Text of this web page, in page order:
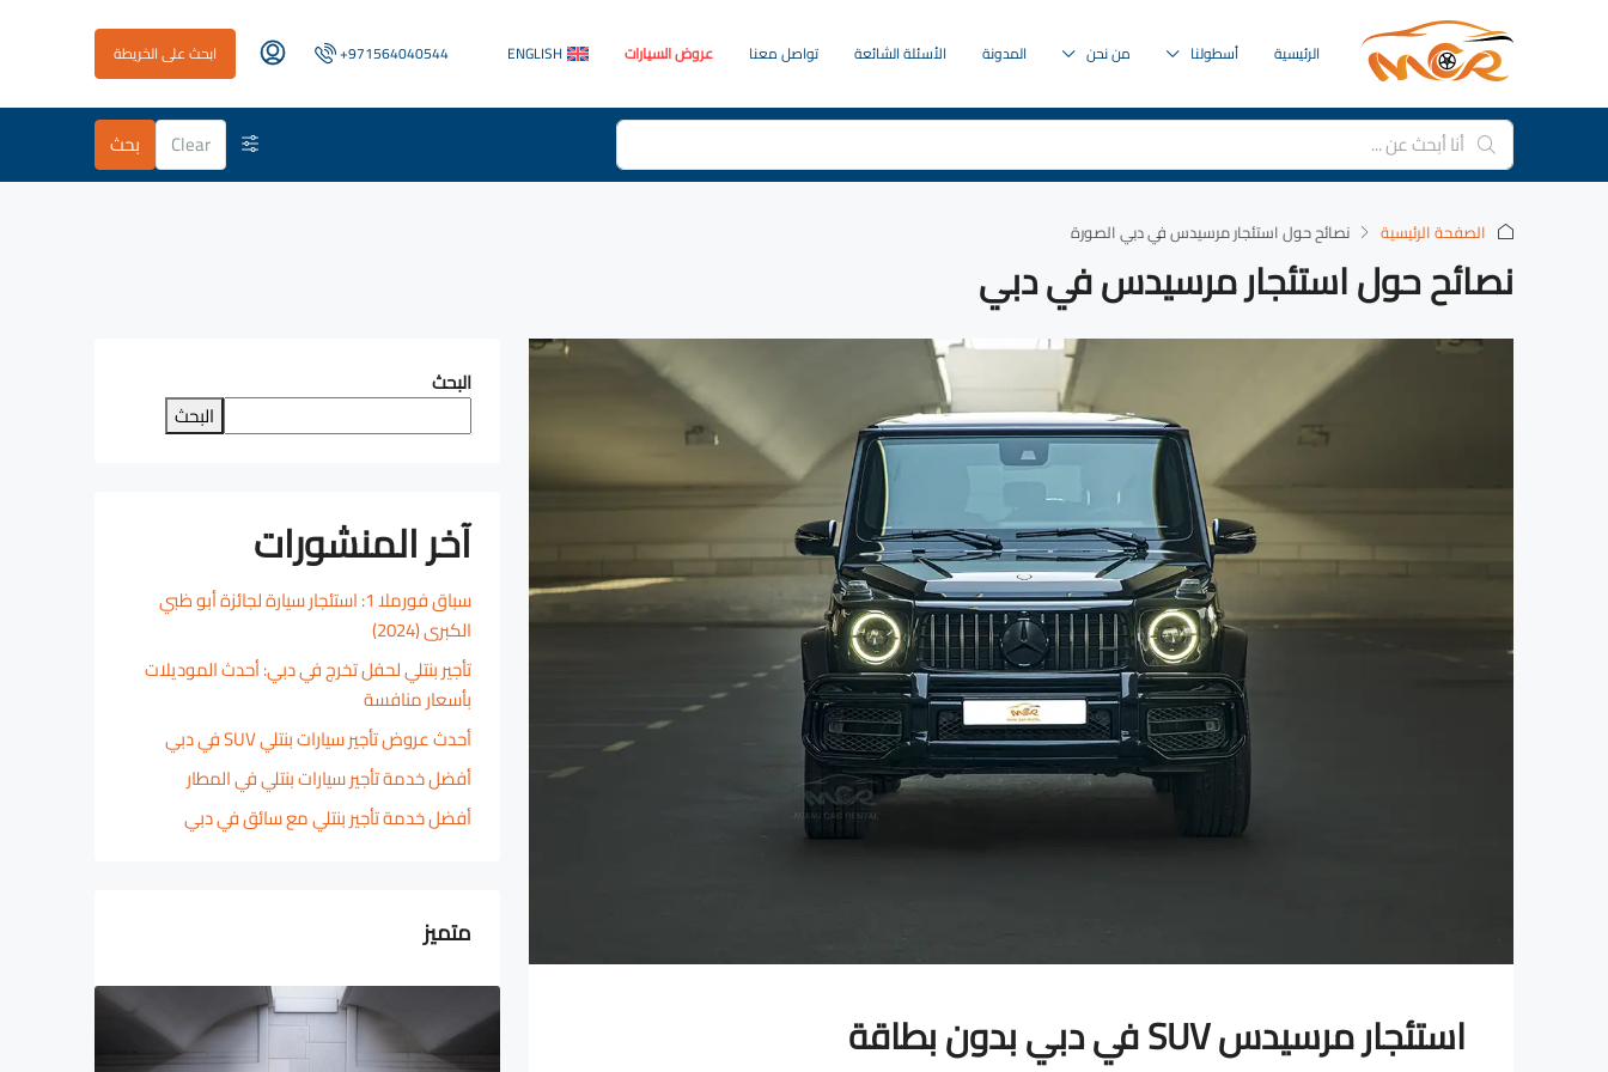
الرئيسية أسطولنا من نحن المدونة الأسئلة الشائعة تواصل معنا عروض السيارات ENGLISH
+971564040544 ابحث على الخريطة
Clear بحث
الصفحة الرئيسية ‏نصائح حول استئجار مرسيدس في دبي الصورة
نصائح حول استئجار مرسيدس في دبي
استئجار مرسيدس SUV في دبي بدون بطاقة
البحث
البحث
آخر المنشورات
سباق فورملا 1: استئجار سيارة لجائزة أبو ظبي
الكبرى (2024)
تأجير بنتلي لحفل تخرج في دبي: أحدث الموديلات
بأسعار منافسة
أحدث عروض تأجير سيارات بنتلي SUV في دبي
أفضل خدمة تأجير سيارات بنتلي في المطار
أفضل خدمة تأجير بنتلي مع سائق في دبي
متميز